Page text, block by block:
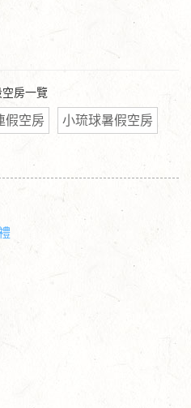
房一覽
假空房 小琉球暑假空房